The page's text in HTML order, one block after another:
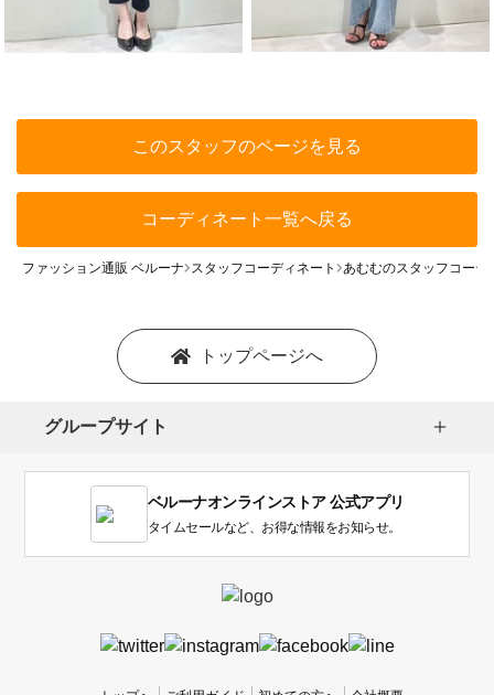
このスタッフのページを見る
コーディネート一覧へ戻る
ファッション通販 ベルーナ スタッフコーディネート あむむのスタッフコーデ
トップページへ
グループサイト
ベルーナオンラインストア 公式アプリ
タイムセールなど、お得な情報をお知らせ。